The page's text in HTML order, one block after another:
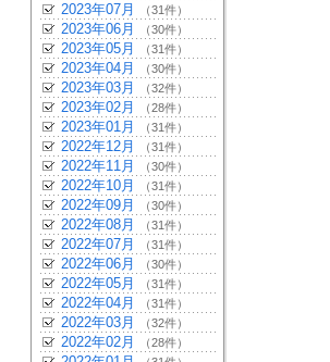
2023年07月 （31件）
2023年06月 （30件）
2023年05月 （31件）
2023年04月 （30件）
2023年03月 （32件）
2023年02月 （28件）
2023年01月 （31件）
2022年12月 （31件）
2022年11月 （30件）
2022年10月 （31件）
2022年09月 （30件）
2022年08月 （31件）
2022年07月 （31件）
2022年06月 （30件）
2022年05月 （31件）
2022年04月 （31件）
2022年03月 （32件）
2022年02月 （28件）